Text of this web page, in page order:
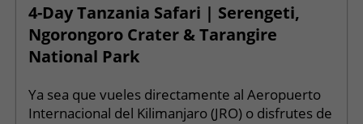
4-Day Tanzania Safari | Serengeti,
Ngorongoro Crater & Tarangire
National Park
Ya sea que vueles directamente al Aeropuerto
Internacional del Kilimanjaro (JRO) o disfrutes de